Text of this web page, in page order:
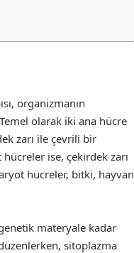
organizmanın
olarak iki ana hücre
zarı ile çevrili bir
ise, çekirdek zarı
hücreler, bitki, hayvan
materyale kadar
sitoplazma